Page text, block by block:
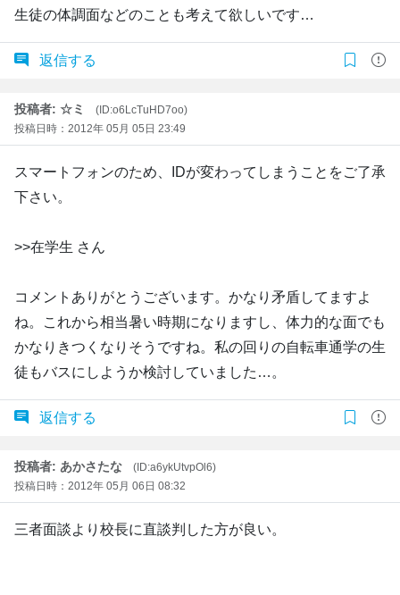
生徒の体調面などのことも考えて欲しいです…
返信する
投稿者: ☆ミ
(ID:o6LcTuHD7oo)
投稿日時：2012年 05月 05日 23:49
スマートフォンのため、IDが変わってしまうことをご了承
下さい。
>>在学生 さん
コメントありがとうございます。かなり矛盾してますよ
ね。これから相当暑い時期になりますし、体力的な面でも
かなりきつくなりそうですね。私の回りの自転車通学の生
徒もバスにしようか検討していました…。
返信する
投稿者: あかさたな
(ID:a6ykUtvpOl6)
投稿日時：2012年 05月 06日 08:32
三者面談より校長に直談判した方が良い。